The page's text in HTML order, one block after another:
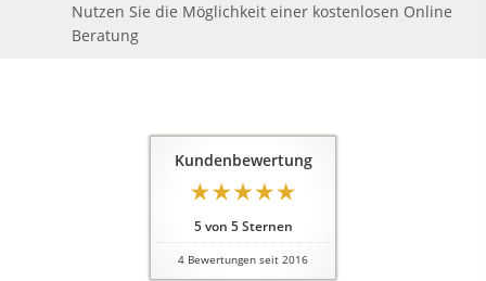
Nutzen Sie die Möglichkeit einer kostenlosen Online
Beratung
Kundenbewertung
5von 5Sternen
4 Bewertungen seit 2016